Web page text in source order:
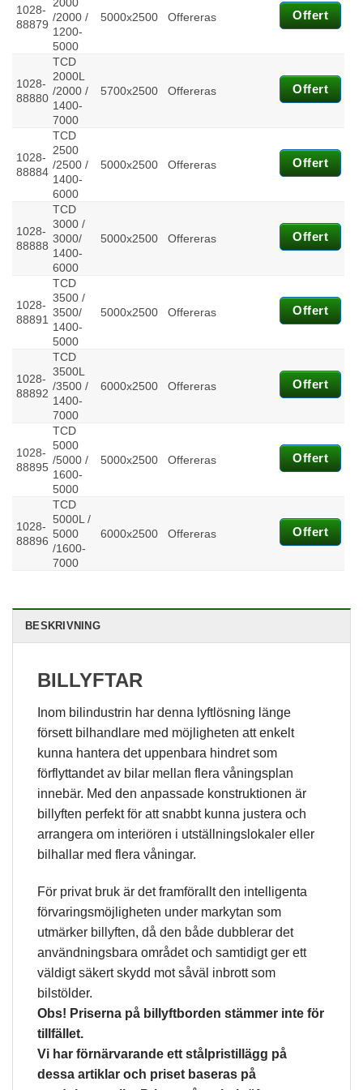
1028-
88879
2000
/2000 /
1200-
5000
5000x2500 Offereras Offert
1028-
88880
TCD
2000L
/2000 /
1400-
7000
5700x2500 Offereras Offert
1028-
88884
TCD
2500
/2500 /
1400-
6000
5000x2500 Offereras Offert
1028-
88888
TCD
3000 /
3000/
1400-
6000
5000x2500 Offereras Offert
1028-
88891
TCD
3500 /
3500/
1400-
5000
5000x2500 Offereras Offert
1028-
88892
TCD
3500L
/3500 /
1400-
7000
6000x2500 Offereras Offert
1028-
88895
TCD
5000
/5000 /
1600-
5000
5000x2500 Offereras Offert
1028-
88896
TCD
5000L /
5000
/1600-
7000
6000x2500 Offereras Offert
BESKRIVNING
BILLYFTAR
Inom bilindustrin har denna lyftlösning länge
försett bilhandlare med möjligheten att enkelt
kunna hantera det uppenbara hindret som
förflyttandet av bilar mellan flera våningsplan
innebär. Med den anpassade konstruktionen är
billyften perfekt för att snabbt kunna justera och
arrangera om interiören i utställningslokaler eller
bilhallar med flera våningar.
För privat bruk är det framförallt den intelligenta
förvaringsmöjligheten under markytan som
utmärker billyften, då den både dubblerar det
användningsbara området och samtidigt ger ett
väldigt säkert skydd mot såväl inbrott som
bilstölder.
Obs! Priserna på billyftborden stämmer inte för
tillfället.
Vi har förnärvarande ett stålpristillägg på
dessa artiklar och priset baseras på
Statistik
För att vi ska
kunna
förbättra
hemsidans
funktionalitet
uppbyggnad,
baserat på
hur
hemsidan
används.
Upplevelse
För att vår
hemsida ska
prestera så
bra som
möjligt
under ditt
besök. Om
du nekar de
här kakorna
kommer viss
funktionalitet
att försvinna
hemsidan.
Marknadsföring
Genom att dela
med dig av dina
intressen och ditt
beteende när du
personligt
anpassat